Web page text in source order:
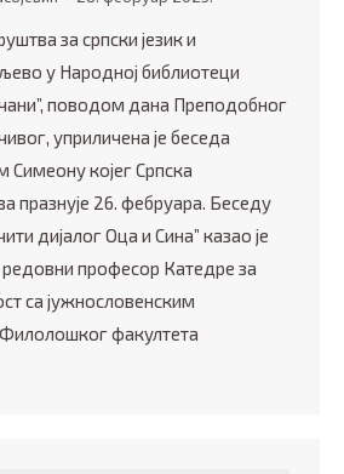
за српски језик и
у Народној библиотеци
поводом дана Преподобног
уприличена је беседа
Симеону којег Српска
празнује 26. фебруара. Беседу
дијалог Оца и Сина” казао је
професор Катедре за
са јужнословенским
факултета